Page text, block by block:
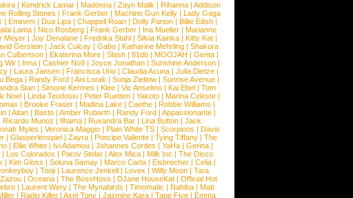
| Kendrick Lamar | Madonna | Zayn Malik | Rihanna | Addison
Rolling Stones | Frank Gerber| Machine Gun Kelly| Lady Gaga
| Eminem | Dua Lipa | Chappell Roan | Dolly Parton | Billie Eilish |
Lama| Nico Rosberg| Frank Gerber| Ina Mueller| Marianne
Meyer | Joy Denalane | Fredrika Stahl | Silvia Kainka | Kitty Kat |
Gerstein | Jack Culcay | Gabo | Katharine Mehrling | Shakura
Culbertson| Ekaterina More| Slash| 81db| MOOJAH | Genta|
Wir | Inna | Cashier No9 | Joyce Jonathan | Sunshine Anderson |
| Laura Jansen | Francisca Urio | Claudia Acuna | Julia Dietze |
Bega | Randy Ford | Ani Lorak | Sonja Zietlow | Sunrise Avenue |
Stan| Simone Kermes | Klee| Vic Anselmo| Kai Ebel| Tom
Noel| Linda Teodosiu| Peter Ruetten| Yakoto| Marina Celeste|
| Brooke Fraser| Madina Lake| Caethe| Robbie Williams |
| Aitan| Basto| Amber Rubarth| Randy Ford| Appassionante|
Ricardo Munoz | Ilhama| Ruxandra Bar| Lina Button| Jack
Myles | Veronica Maggio| Plain White TS| Scorpions | Davis
| Glasperlenspiel | Zayra | Principe Valiente | Tying Tiffany | The
| Ellie White | Ivi Adamou | Johannes Cordes | YaHa | Gerina |
| Los Colorados | Parov Stelar | Alex Mica | Milk Inc | The Disco
| Kim Gloss | Soluna Samay | Marco Carta | Eisbrecher | Celia |
| Tooji| Laurence Jenkell| Lovex | Willy Moon| Tara
Zazou| Oceana| The BossHoss | DJane HouseKat| Official Hot
| Laurent Wery | The Mynabirds | Timomatic | Nahiba | Matt
| Radio Killer | Axel Tony | Jasmine Kara | Tape Five | Emma